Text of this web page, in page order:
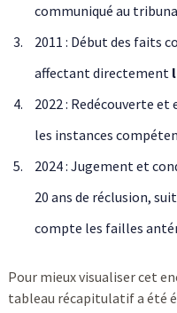
communiqué au
2011 : Début des faits
affectant directement
2022 : Redécouverte
les instances
2024 : Jugement et
20 ans de réclusion,
compte les failles
Pour mieux visualiser cet
tableau récapitulatif a été